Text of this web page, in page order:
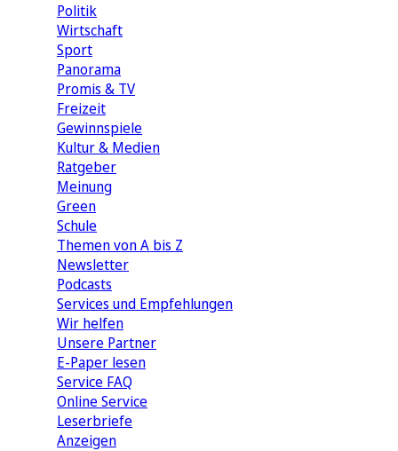
Politik
Wirtschaft
Sport
Panorama
Promis & TV
Freizeit
Gewinnspiele
Kultur & Medien
Ratgeber
Meinung
Green
Schule
Themen von A bis Z
Newsletter
Podcasts
Services und Empfehlungen
Wir helfen
Unsere Partner
E-Paper lesen
Service FAQ
Online Service
Leserbriefe
Anzeigen